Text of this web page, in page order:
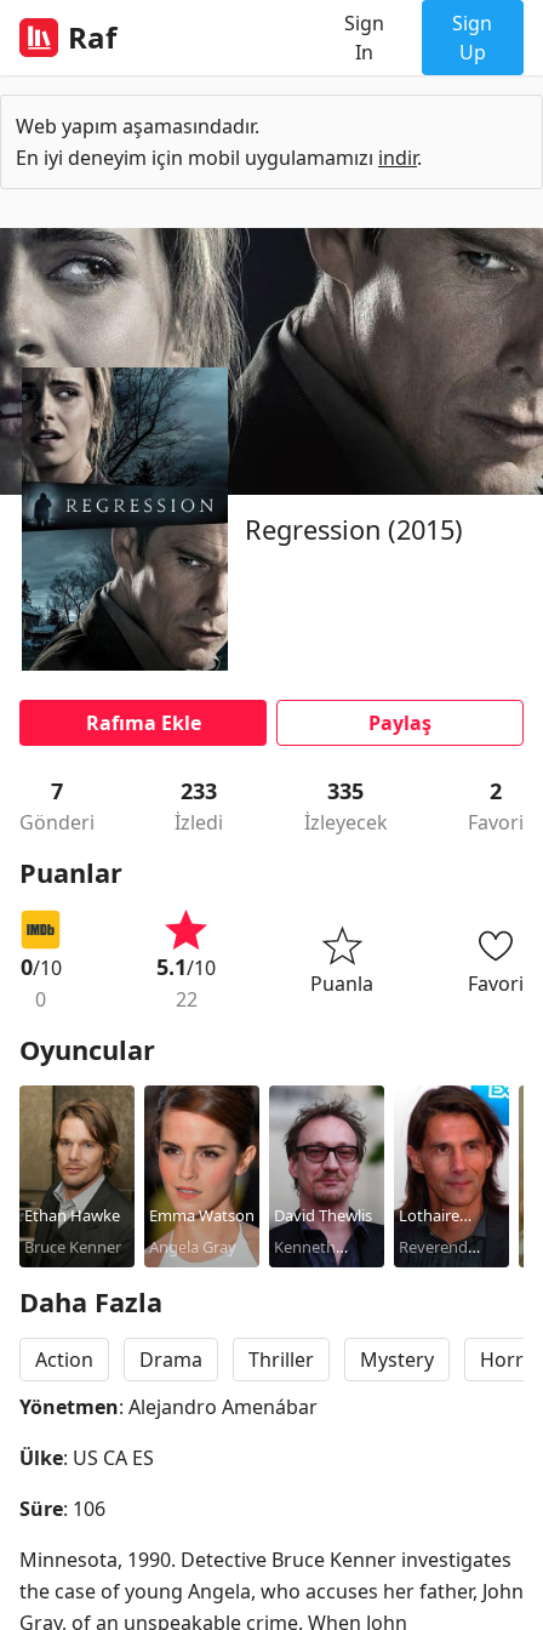
Raf
Sign
In
Sign
Up
Web yapım aşamasındadır.
En iyi deneyim için mobil uygulamamızı indir.
Regression (2015)
Rafıma Ekle Paylaş
7
Gönderi
233
İzledi
335
İzleyecek
2
Favori
Puanlar
0/10
0
5.1/10
22
Puanla Favori
Oyuncular
Ethan Hawke
Bruce Kenner
Emma Watson
Angela Gray
David Thewlis
Kenneth
Lothaire
Bluteau
Reverend
Daha Fazla
Action Drama Thriller Mystery
Horror
Yönetmen: Alejandro Amenábar
Ülke: US CA ES
Süre: 106
Minnesota, 1990. Detective Bruce Kenner investigates
the case of young Angela, who accuses her father, John
Gray, of an unspeakable crime. When John